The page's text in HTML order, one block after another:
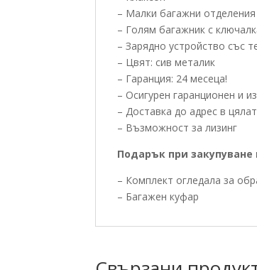
– Малки багажни
– Голям багажник с
– Зарядно устройство със
– Цвят: сив металик
– Гаранция: 24 месеца!
– Осигурен гаранционен и
– Доставка до адрес в
– Възможност за лизинг
Подарък при закупуване
– Комплект огледала за
– Багажен куфар